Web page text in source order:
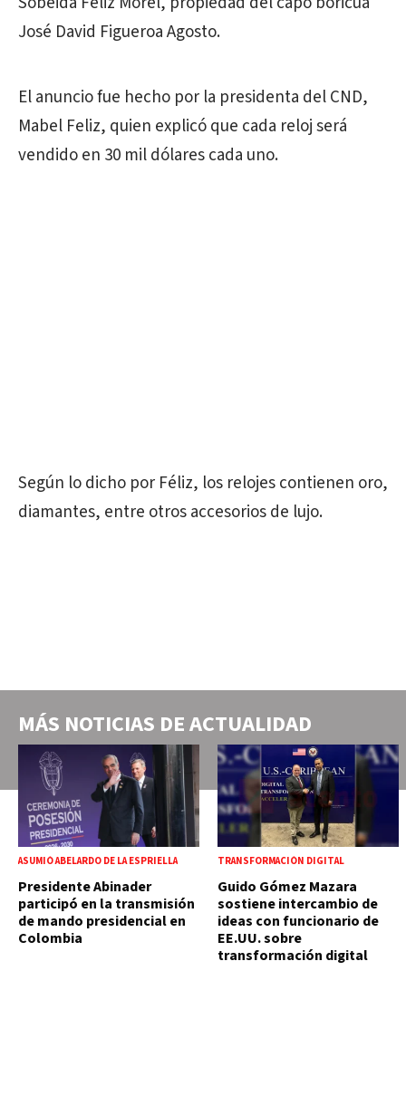
José David Figueroa Agosto.
El anuncio fue hecho por la presidenta del CND,
Mabel Feliz, quien explicó que cada reloj será
vendido en 30 mil dólares cada uno.
Según lo dicho por Féliz, los relojes contienen oro,
diamantes, entre otros accesorios de lujo.
MÁS NOTICIAS DEACTUALIDAD
ASUMIÓ ABELARDO DE LA ESPRIELLA
Presidente Abinader
participó en la transmisión
de mando presidencial en
Colombia
TRANSFORMACIÓN DIGITAL
Guido Gómez Mazara
sostiene intercambio de
ideas con funcionario de
EE.UU. sobre
transformación digital